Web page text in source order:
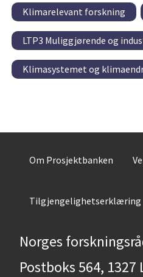
Klimarelevant forskning
LTP3 Muliggjørende og
Klimasystemet og
Om Prosjektbanken
Tilgjengelighetserklæring
Norges
Postboks 564, 1327